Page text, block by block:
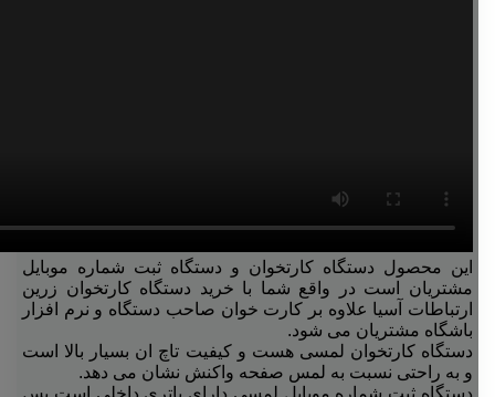
این محصول دستگاه کارتخوان و دستگاه ثبت شماره موبایل
مشتریان است در واقع شما با خرید دستگاه کارتخوان زرین
ارتباطات آسیا علاوه بر کارت خوان صاحب دستگاه و نرم افزار
باشگاه مشتریان می شود.
دستگاه کارتخوان لمسی هست و کیفیت تاچ ان بسیار بالا است
و به راحتی نسبت به لمس صفحه واکنش نشان می دهد.
دستگاه ثبت شماره موبایل لمسی دارای باتری داخلی است پس